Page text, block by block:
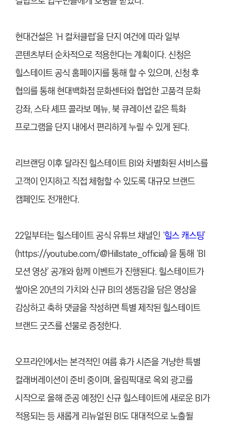
현대건설은 ‘H 컬처클럽’을 단지 여건에 따라 일부
콘텐츠부터 순차적으로 적용한다는 계획이다. 신청은
힐스테이트 공식 홈페이지를 통해 할 수 있으며, 신청 후
협의를 통해 현대백화점 문화센터와 협업한 고품격 문화
강좌, 스타 셰프 콜라보 메뉴, 북 큐레이션 같은 특화
프로그램을 단지 내에서 편리하게 누릴 수 있게 된다.
리브랜딩 이후 달라진 힐스테이트 BI와 차별화된 서비스를
고객이 인지하고 직접 체험할 수 있도록 대규모 브랜드
캠페인도 전개한다.
22일부터는 힐스테이트 공식 유튜브 채널인 ‘힐스 캐스팅’
(https://youtube.com/@Hillstate_official)을 통해 ‘BI
모션 영상’ 공개와 함께 이벤트가 진행된다. 힐스테이트가
쌓아온 20년의 가치와 신규 BI의 생동감을 담은 영상을
감상하고 축하 댓글을 작성하면 특별 제작된 힐스테이트
브랜드 굿즈를 선물로 증정한다.
오프라인에서는 본격적인 여름 휴가 시즌을 겨냥한 특별
컬래버레이션이 준비 중이며, 올림픽대로 옥외 광고를
시작으로 올해 준공 예정인 신규 힐스테이트에 새로운 BI가
적용되는 등 새롭게 리뉴얼된 BI도 대대적으로 노출될